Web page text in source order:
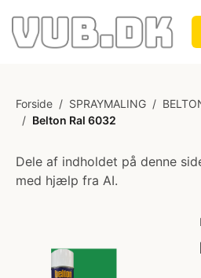
Forside / SPRAYMALING /
/ Belton Ral 6032
Dele af indholdet på denne
med hjælp fra AI.